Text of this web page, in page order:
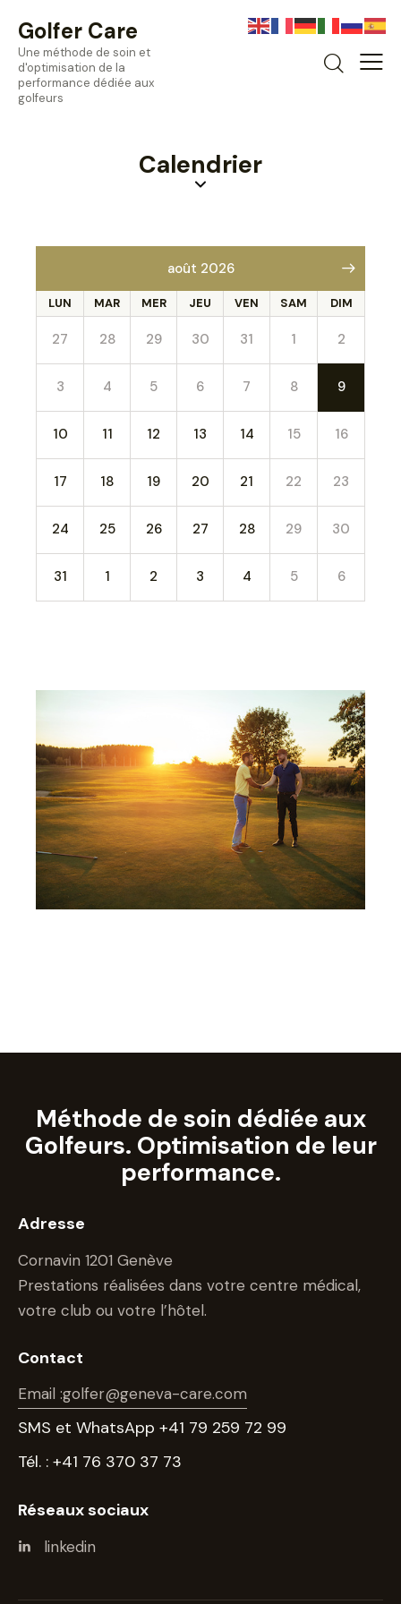
Golfer Care
Une méthode de soin et
d'optimisation de la
performance dédiée aux
golfeurs
Calendrier
août 2026
LUN MAR MER JEU VEN SAM DIM
27 28 29 30 31 1 2
3 4 5 6 7 8 9
10 11 12 13 14 15 16
17 18 19 20 21 22 23
24 25 26 27 28 29 30
31 1 2 3 4 5 6
Méthode de soin dédiée aux
Golfeurs. Optimisation de leur
performance.
Adresse
Cornavin 1201 Genève
Prestations réalisées dans votre centre médical,
votre club ou votre l’hôtel.
Contact
Email :golfer@geneva-care.com
SMS et WhatsApp +41 79 259 72 99
Tél. : +41 76 370 37 73
Réseaux sociaux
linkedin